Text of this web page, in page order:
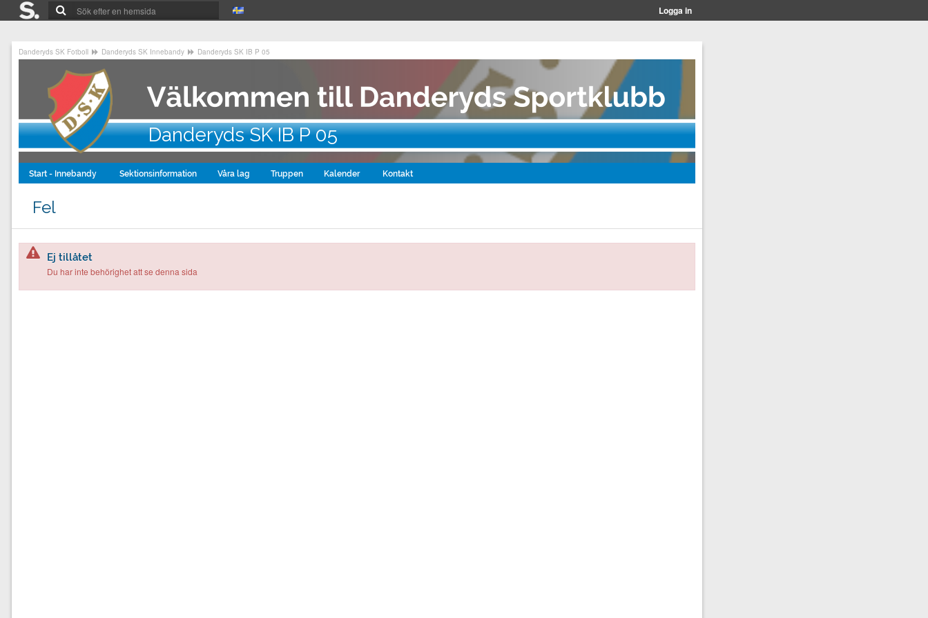
Logga in
Danderyds SK Fotboll Danderyds SK Innebandy Danderyds SK IB P 05
Danderyds SK IB P 05
Start - Innebandy Sektionsinformation Våra lag Truppen Kalender Kontakt
Fel
Ej tillåtet
Du har inte behörighet att se denna sida